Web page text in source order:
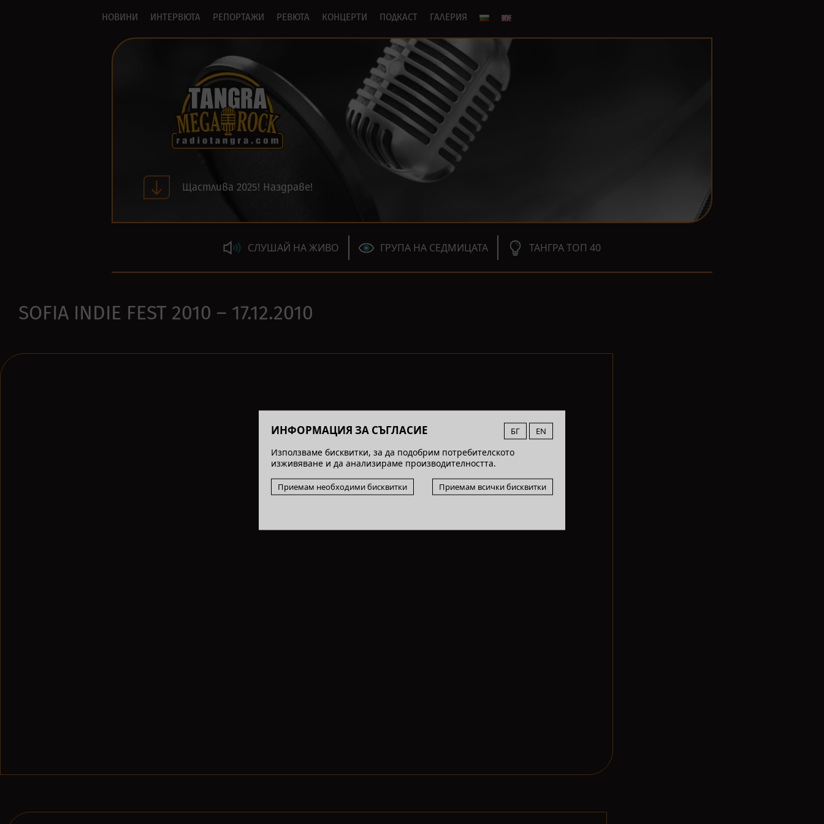
ИНФОРМАЦИЯ ЗА СЪГЛАСИЕ БГ EN
Използваме бисквитки, за да подобрим потребителското
изживяване и да анализираме производителността.
Приемам необходими бисквитки Приемам всички бисквитки
НОВИНИ ИНТЕРВЮТА РЕПОРТАЖИ РЕВЮТА КОНЦЕРТИ ПОДКАСТ ГАЛЕРИЯ
Щастлива 2025! Наздраве!
СЛУШАЙ НА ЖИВО ГРУПА НА СЕДМИЦАТА ТАНГРА ТОП 40
SOFIA INDIE FEST 2010 – 17.12.2010